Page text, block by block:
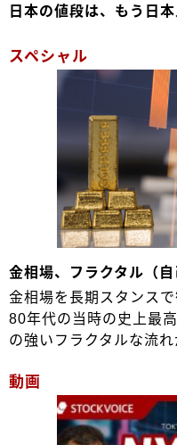
日本の値段は、もう日
スペシャル
金相場、フラクタル（自
金相場を長期スタンス
80年代の当時の史上最
の強いフラクタルな流れ
動画